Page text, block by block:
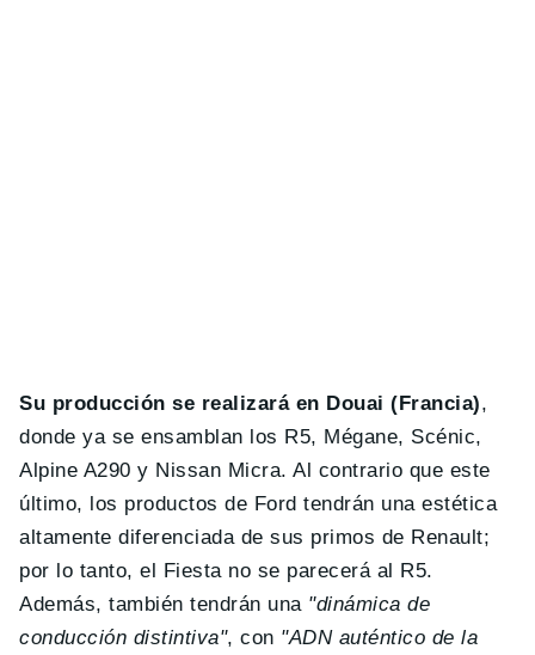
Su producción se realizará en Douai (Francia),
donde ya se ensamblan los R5, Mégane, Scénic,
Alpine A290 y Nissan Micra. Al contrario que este
último, los productos de Ford tendrán una estética
altamente diferenciada de sus primos de Renault;
por lo tanto, el Fiesta no se parecerá al R5.
Además, también tendrán una "dinámica de
conducción distintiva", con "ADN auténtico de la